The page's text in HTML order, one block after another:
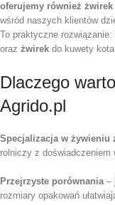
oferujemy również
wśród naszych klientów
To praktyczne
oraz żwirek do kuwety
Dlaczego
Agrido.pl
Specjalizacja w żywieniu
rolniczy z doświadczeniem
Przejrzyste porównania–
rozmiary opakowań